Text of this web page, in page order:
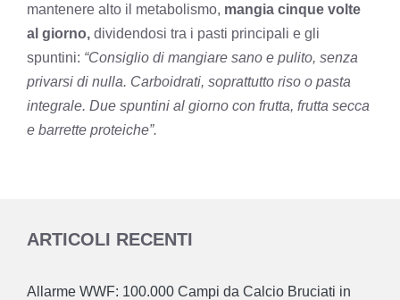
mantenere alto il metabolismo, mangia cinque volte
al giorno, dividendosi tra i pasti principali e gli
spuntini: “Consiglio di mangiare sano e pulito, senza
privarsi di nulla. Carboidrati, soprattutto riso o pasta
integrale. Due spuntini al giorno con frutta, frutta secca
e barrette proteiche”.
ARTICOLI RECENTI
Allarme WWF: 100.000 Campi da Calcio Bruciati in